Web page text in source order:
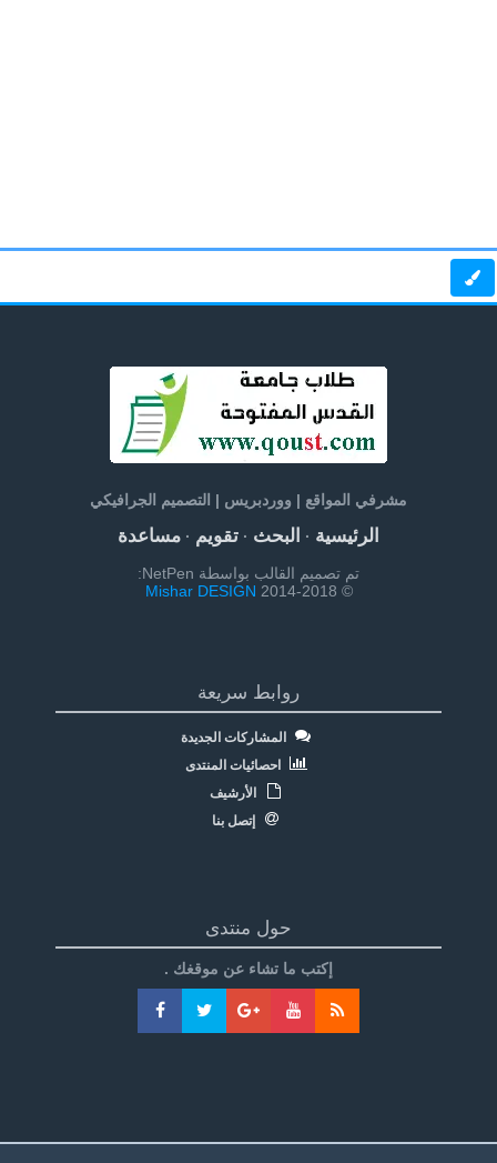
مشرفي المواقع | ووردبريس | التصميم الجرافيكي
الرئيسية· البحث· تقويم· مساعدة
تم تصميم القالب بواسطة NetPen:
© 2014-2018
Mishar DESIGN
روابط سريعة
المشاركات الجديدة
احصائيات المنتدى
الأرشيف
إتصل بنا
حول منتدى
إكتب ما تشاء عن موقغك .